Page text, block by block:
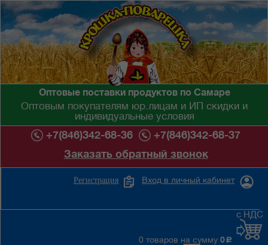
Оптовые поставки продуктов по Самаре
Оптовым покупателям юр.лицам и ИП скидки и
индивидуальные условия
+7(846)342-68-36
+7(846)342-68-37
Заказать обратный звонок
Вход в личный кабинет
Регистрация
0 товаров на сумму 0 c
с НДС